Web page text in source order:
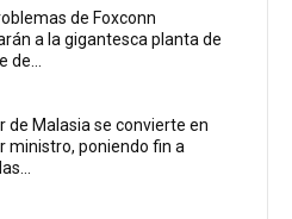
de Foxconn
a la gigantesca planta de
de...
de Malasia se convierte en
ministro, poniendo fin a